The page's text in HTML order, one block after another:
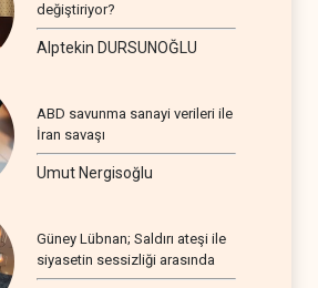
değiştiriyor?
Alptekin DURSUNOĞLU
ABD savunma sanayi verileri ile
İran savaşı
Umut Nergisoğlu
Güney Lübnan; Saldırı ateşi ile
siyasetin sessizliği arasında